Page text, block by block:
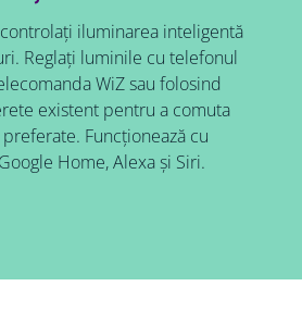
iluminarea inteligentă
Reglați luminile cu telefonul
WiZ sau folosind
existent pentru a comuta
Funcționează cu
Home, Alexa și Siri.